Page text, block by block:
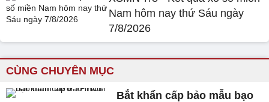
Nam hôm nay thứ Sáu ngày
7/8/2026
CÙNG CHUYÊN MỤC
Bắt khẩn cấp bảo mẫu bạo